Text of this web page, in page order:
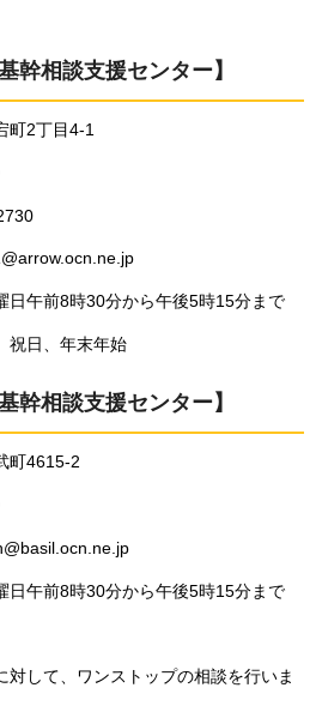
幹相談支援センター】
町2丁目4-1
日午前8時30分から午後5時15分まで
祝日、年末年始
幹相談支援センター】
町4615-2
日午前8時30分から午後5時15分まで
対して、ワンストップの相談を行いま